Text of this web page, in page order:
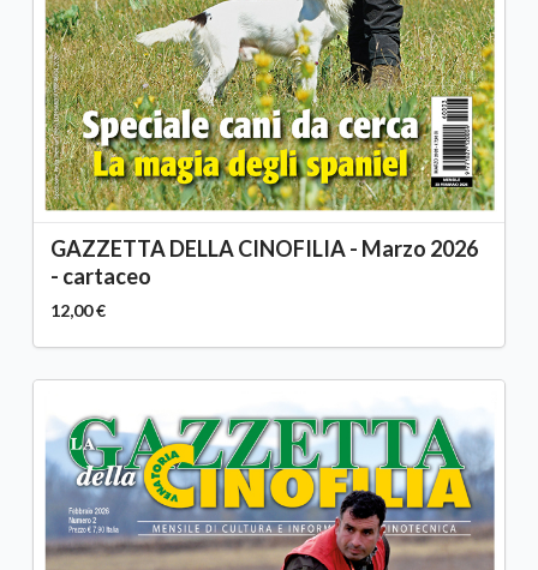
GAZZETTA DELLA CINOFILIA - Marzo 2026
- cartaceo
12,00 €